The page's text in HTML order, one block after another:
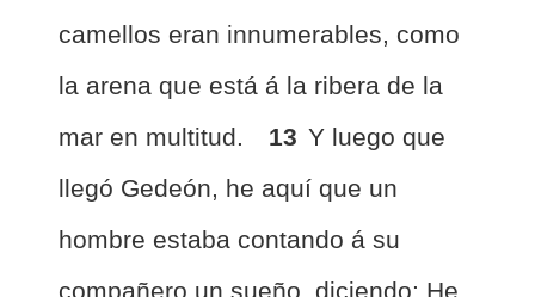
camellos eran innumerables, como
la arena que está á la ribera de la
mar en multitud.
13 Y luego que
llegó Gedeón, he aquí que un
hombre estaba contando á su
compañero un sueño, diciendo: He